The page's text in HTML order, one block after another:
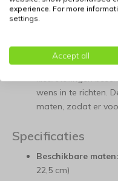
maaltijd. Het
vuil zich niet kunnen
Collectie in Groei:
kleurstellingen
wens in te richten.
maten, zodat er
Specificaties
Beschikbare maten:
22,5 cm)
experience. For more
settings.
Accept all